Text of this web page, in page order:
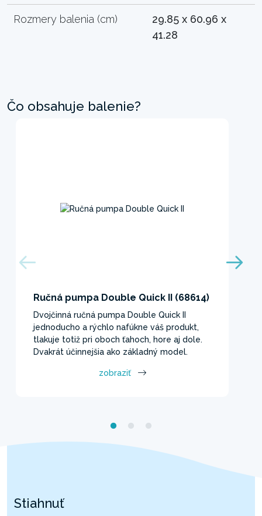
Rozmery balenia (cm)
29.85 x 60.96 x
41.28
Čo obsahuje balenie?
Ručná pumpa Double Quick II (68614)
Dvojčinná ručná pumpa Double Quick II
jednoducho a rýchlo nafúkne váš produkt,
tlakuje totiž pri oboch ťahoch, hore aj dole.
Dvakrát účinnejšia ako základný model.
zobraziť
Stiahnuť